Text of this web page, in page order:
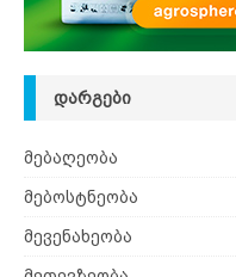
ᲓᲐᲠᲒᲔᲑᲘ
მებაღეობა
მებოსტნეობა
მევენახეობა